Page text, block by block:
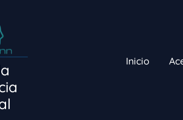
Inicio